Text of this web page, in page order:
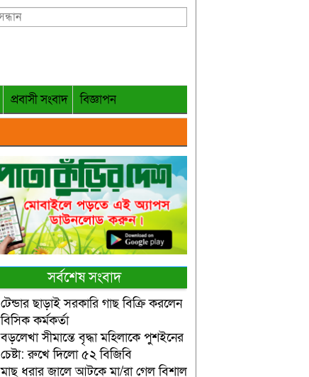
প্রবাসী সংবাদ
বিজ্ঞাপন
সর্বশেষ সংবাদ
টেন্ডার ছাড়াই সরকারি গাছ বিক্রি করলেন
বিসিক কর্মকর্তা
বড়লেখা সীমান্তে বৃদ্ধা মহিলাকে পুশইনের
চেষ্টা: রুখে দিলো ৫২ বিজিবি
মাছ ধরার জালে আটকে মা/রা গেল বিশাল